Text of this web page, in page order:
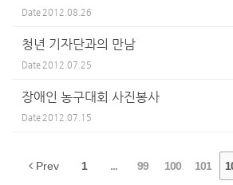
Date 2012.08.26
청년 기자단과의 만남
Date 2012.07.25
장애인 농구대회 사진봉사
Date 2012.07.15
Prev 1 ... 99 100 101